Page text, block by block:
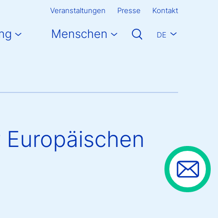
Veranstaltungen Presse Kontakt
Menschen DE